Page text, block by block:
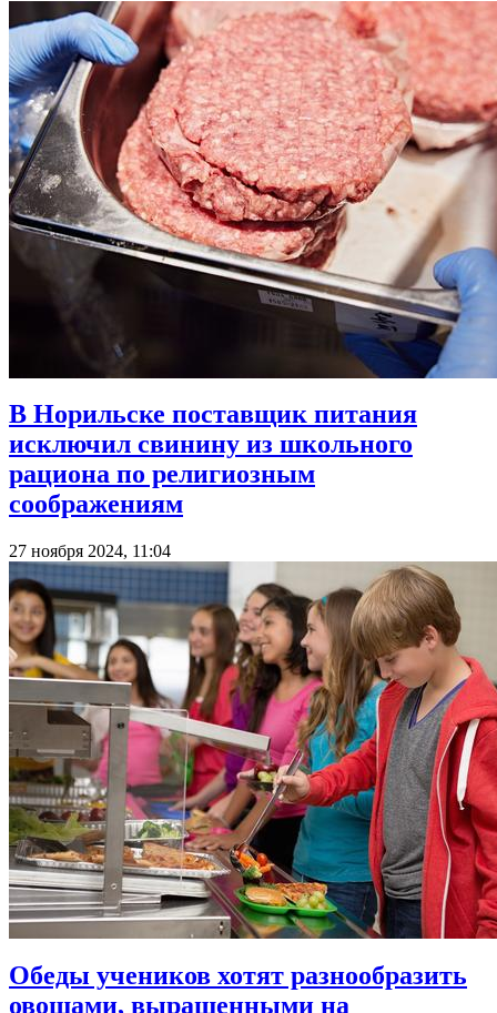
В Норильске поставщик питания
исключил свинину из школьного
рациона по религиозным
соображениям
27 ноября 2024, 11:04
Обеды учеников хотят разнообразить
овощами, выращенными на